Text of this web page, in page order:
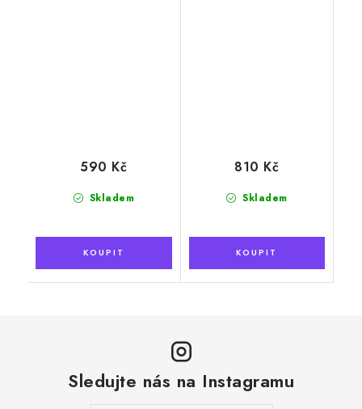
Skladem
590 Kč
Skladem
810 Kč
Sledujte nás na Instagramu